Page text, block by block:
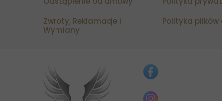
Zwroty, Reklamacje i
Wymiany
Polityka plików